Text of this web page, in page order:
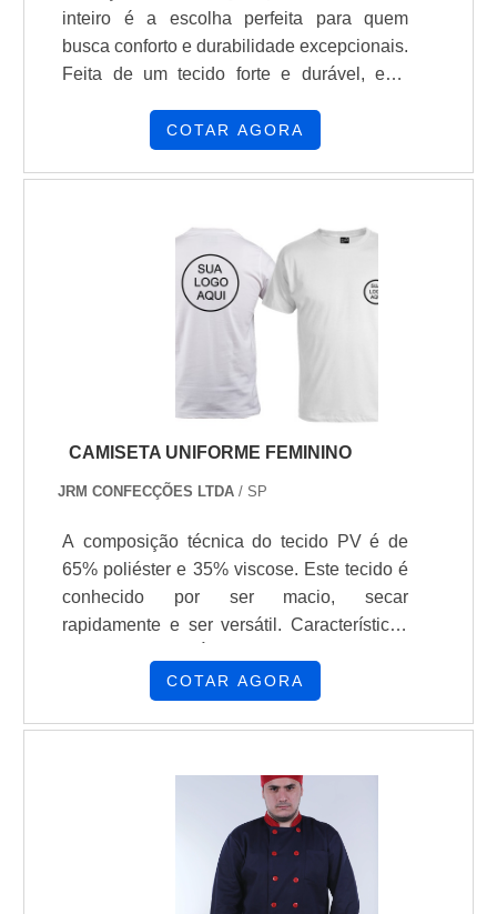
inteiro é a escolha perfeita para quem
busca conforto e durabilidade excepcionais.
Feita de um tecido forte e durável, esta
de poliéster e 2% de elastano,
ideais para trabalhos que demandam muito
dois frontais embutidos e dois chapados na
COTAR AGORA
CAMISETA UNIFORME FEMININO
JRM CONFECÇÕES LTDA / SP
A composição técnica do tecido PV é de
65% poliéster e 35% viscose. Este tecido é
conhecido por ser macio, secar
rapidamente e ser versátil. Características
uniformes, roupas de meia-estação e
screen, bordado e sublimação É prático
impede a formação de bolinhas após
lavagens e uso contínuo Utilização do
uniformes em geral É usado em camisetas
COTAR AGORA